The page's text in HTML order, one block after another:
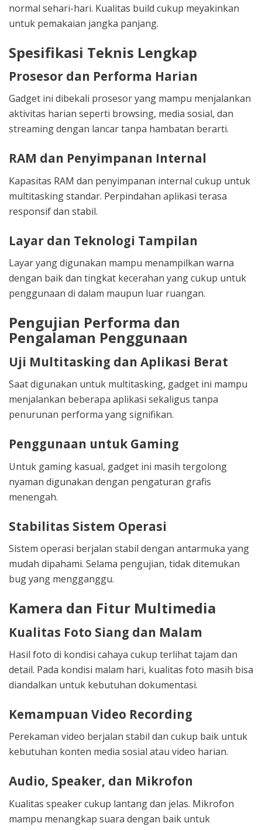
normal sehari-hari. Kualitas build cukup meyakinkan
untuk pemakaian jangka panjang.
Spesifikasi Teknis Lengkap
Prosesor dan Performa Harian
Gadget ini dibekali prosesor yang mampu menjalankan
aktivitas harian seperti browsing, media sosial, dan
streaming dengan lancar tanpa hambatan berarti.
RAM dan Penyimpanan Internal
Kapasitas RAM dan penyimpanan internal cukup untuk
multitasking standar. Perpindahan aplikasi terasa
responsif dan stabil.
Layar dan Teknologi Tampilan
Layar yang digunakan mampu menampilkan warna
dengan baik dan tingkat kecerahan yang cukup untuk
penggunaan di dalam maupun luar ruangan.
Pengujian Performa dan
Pengalaman Penggunaan
Uji Multitasking dan Aplikasi Berat
Saat digunakan untuk multitasking, gadget ini mampu
menjalankan beberapa aplikasi sekaligus tanpa
penurunan performa yang signifikan.
Penggunaan untuk Gaming
Untuk gaming kasual, gadget ini masih tergolong
nyaman digunakan dengan pengaturan grafis
menengah.
Stabilitas Sistem Operasi
Sistem operasi berjalan stabil dengan antarmuka yang
mudah dipahami. Selama pengujian, tidak ditemukan
bug yang mengganggu.
Kamera dan Fitur Multimedia
Kualitas Foto Siang dan Malam
Hasil foto di kondisi cahaya cukup terlihat tajam dan
detail. Pada kondisi malam hari, kualitas foto masih bisa
diandalkan untuk kebutuhan dokumentasi.
Kemampuan Video Recording
Perekaman video berjalan stabil dan cukup baik untuk
kebutuhan konten media sosial atau video harian.
Audio, Speaker, dan Mikrofon
Kualitas speaker cukup lantang dan jelas. Mikrofon
mampu menangkap suara dengan baik untuk